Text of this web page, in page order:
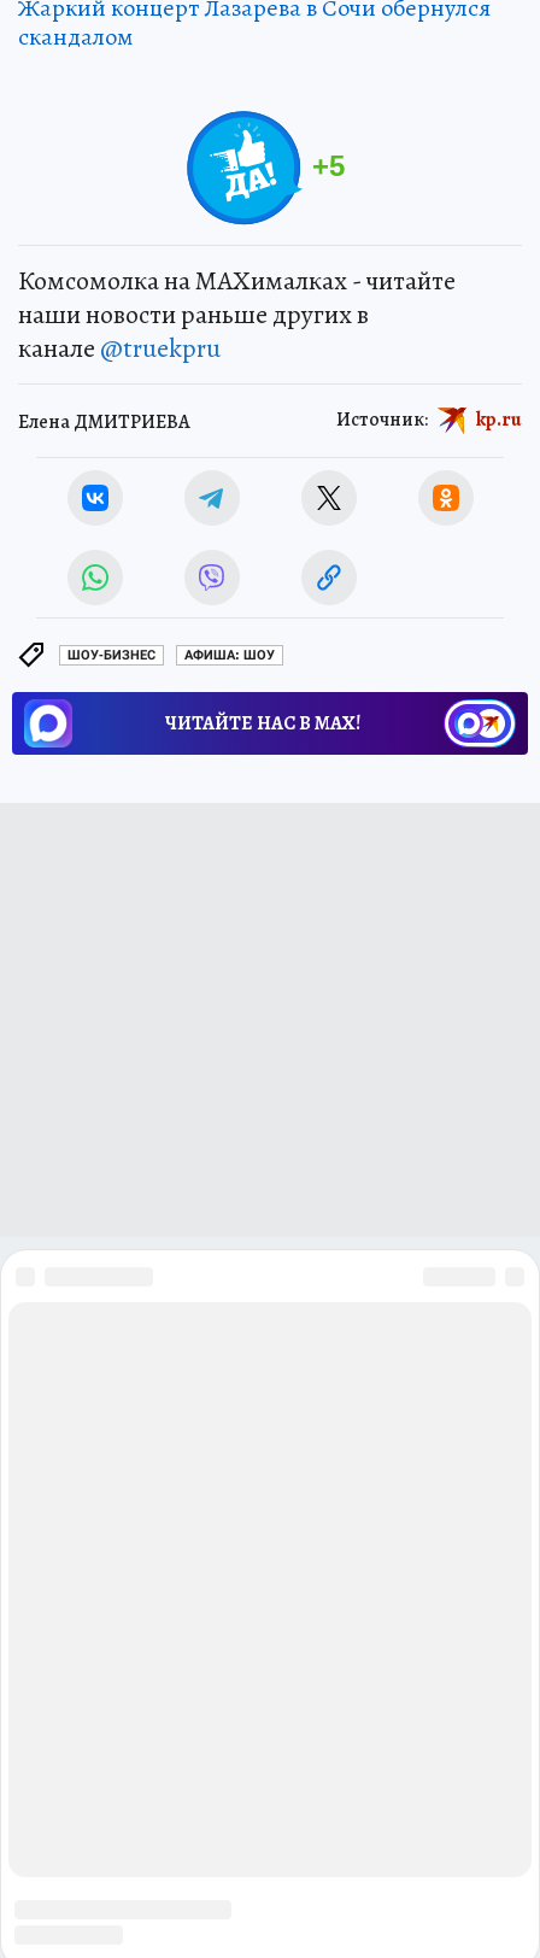
Жаркий концерт Лазарева в Сочи обернулся
скандалом
+5
Комсомолка на MAXималках - читайте
наши новости раньше других в
канале @truekpru
Елена ДМИТРИЕВА Источник: kp.ru
ШОУ-БИЗНЕС АФИША: ШОУ
ЧИТАЙТЕ НАС В МАХ!